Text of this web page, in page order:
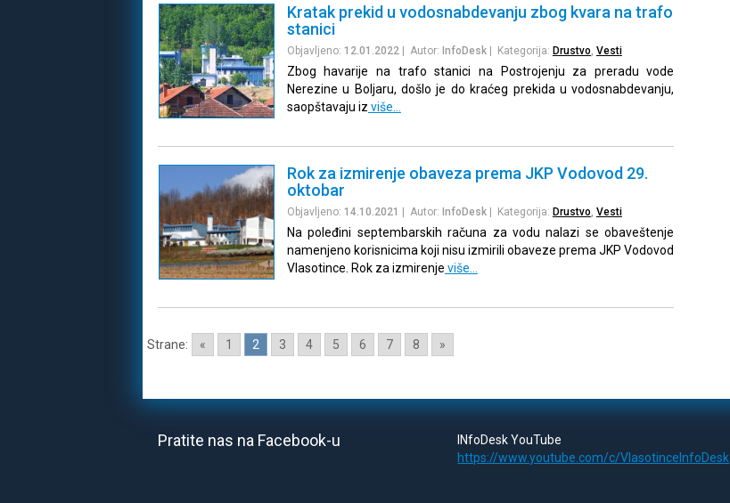
Kratak prekid u vodosnabdevanju zbog kvara na trafo
stanici
Objavljeno: 12.01.2022 | Autor: InfoDesk| Kategorija: Drustvo Vesti
Zbog havarije na trafo stanici na Postrojenju za preradu vode
Nerezine u Boljaru, došlo je do kraćeg prekida u vodosnabdevanju,
saopštavaju iz više…
Rok za izmirenje obaveza prema JKP Vodovod 29.
oktobar
Objavljeno: 14.10.2021 | Autor: InfoDesk| Kategorija: Drustvo Vesti
Na poleđini septembarskih računa za vodu nalazi se obaveštenje
namenjeno korisnicima koji nisu izmirili obaveze prema JKP Vodovod
Vlasotince. Rok za izmirenje više…
Strane: « 1 2 3 4 5 6 7 8 »
Pratite nas na Facebook-u
INfoDesk YouTube
https://www.youtube.com/c/VlasotinceInfoDesk